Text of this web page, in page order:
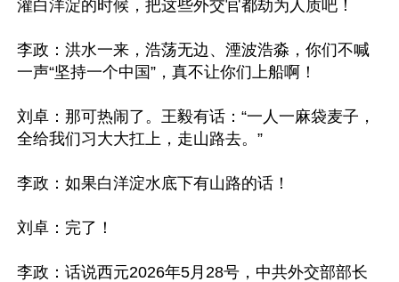
灌白洋淀的时候，把这些外交官都劫为人质吧！
李政：洪水一来，浩荡无边、湮波浩淼，你们不喊
一声“坚持一个中国”，真不让你们上船啊！
刘卓：那可热闹了。王毅有话：“一人一麻袋麦子，
全给我们习大大扛上，走山路去。”
李政：如果白洋淀水底下有山路的话！
刘卓：完了！
李政：话说西元2026年5月28号，中共外交部部长